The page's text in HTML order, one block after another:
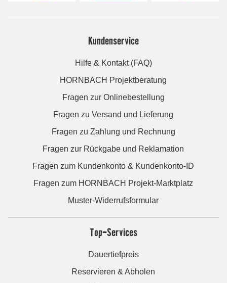
Kundenservice
Hilfe & Kontakt (FAQ)
HORNBACH Projektberatung
Fragen zur Onlinebestellung
Fragen zu Versand und Lieferung
Fragen zu Zahlung und Rechnung
Fragen zur Rückgabe und Reklamation
Fragen zum Kundenkonto & Kundenkonto-ID
Fragen zum HORNBACH Projekt-Marktplatz
Muster-Widerrufsformular
Top-Services
Dauertiefpreis
Reservieren & Abholen